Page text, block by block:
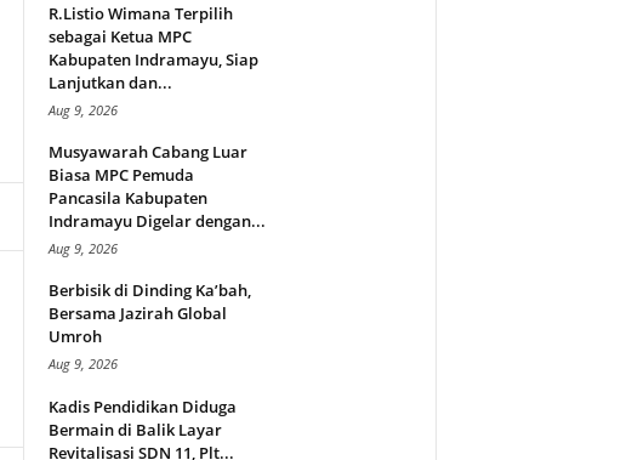
R.Listio Wimana Terpilih
sebagai Ketua MPC
Kabupaten Indramayu, Siap
Lanjutkan dan...
Aug 9, 2026
Musyawarah Cabang Luar
Biasa MPC Pemuda
Pancasila Kabupaten
Indramayu Digelar dengan...
Aug 9, 2026
Berbisik di Dinding Ka’bah,
Bersama Jazirah Global
Umroh
Aug 9, 2026
Kadis Pendidikan Diduga
Bermain di Balik Layar
Revitalisasi SDN 11, Plt...